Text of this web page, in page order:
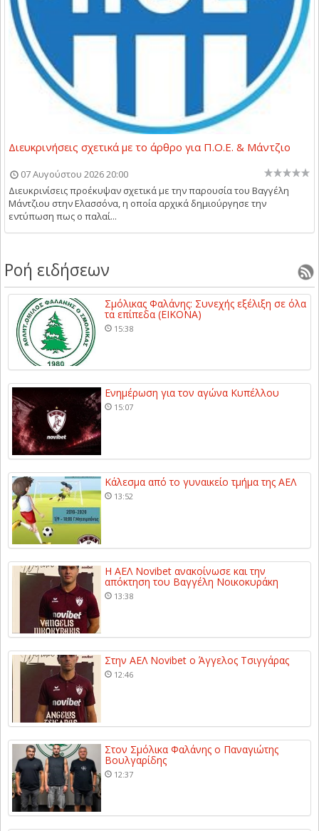
Διευκρινήσεις σχετικά με το άρθρο για Π.Ο.Ε. & Μάντζιο
07 Αυγούστου 2026 20:00
Διευκρινίσεις προέκυψαν σχετικά με την παρουσία του Βαγγέλη
Μάντζιου στην Ελασσόνα, η οποία αρχικά δημιούργησε την
εντύπωση πως ο παλαί...
Ροή ειδήσεων
Σμόλικας Φαλάνης: Συνεχής εξέλιξη σε όλα
τα επίπεδα (ΕΙΚΟΝΑ)
15:38
Ενημέρωση για τον αγώνα Κυπέλλου
15:07
Κάλεσμα από το γυναικείο τμήμα της ΑΕΛ
13:52
Η ΑΕΛ Novibet ανακοίνωσε και την
απόκτηση του Βαγγέλη Νοικοκυράκη
13:38
Στην ΑΕΛ Novibet ο Άγγελος Τσιγγάρας
12:46
Στον Σμόλικα Φαλάνης ο Παναγιώτης
Βουλγαρίδης
12:37